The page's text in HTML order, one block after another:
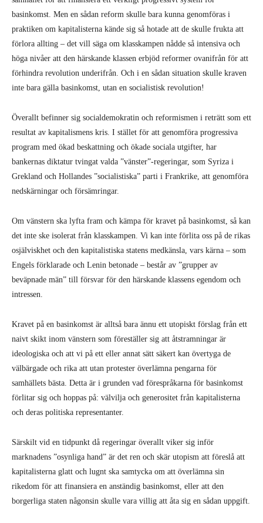
basinkomst. Men en sådan reform skulle bara kunna genomföras i
praktiken om kapitalisterna kände sig så hotade att de skulle frukta att
förlora allting – det vill säga om klasskampen nådde så intensiva och
höga nivåer att den härskande klassen erbjöd reformer ovanifrån för att
förhindra revolution underifrån. Och i en sådan situation skulle kraven
inte bara gälla basinkomst, utan en socialistisk revolution!
Överallt befinner sig socialdemokratin och reformismen i reträtt som ett
resultat av kapitalismens kris. I stället för att genomföra progressiva
program med ökad beskattning och ökade sociala utgifter, har
bankernas diktatur tvingat valda ”vänster”-regeringar, som Syriza i
Grekland och Hollandes ”socialistiska” parti i Frankrike, att genomföra
nedskärningar och försämringar.
Om vänstern ska lyfta fram och kämpa för kravet på basinkomst, så kan
det inte ske isolerat från klasskampen. Vi kan inte förlita oss på de rikas
osjälviskhet och den kapitalistiska statens medkänsla, vars kärna – som
Engels förklarade och Lenin betonade – består av ”grupper av
beväpnade män” till försvar för den härskande klassens egendom och
intressen.
Kravet på en basinkomst är alltså bara ännu ett utopiskt förslag från ett
naivt skikt inom vänstern som föreställer sig att åtstramningar är
ideologiska och att vi på ett eller annat sätt säkert kan övertyga de
välbärgade och rika att utan protester överlämna pengarna för
samhällets bästa. Detta är i grunden vad förespråkarna för basinkomst
förlitar sig och hoppas på: välvilja och generositet från kapitalisterna
och deras politiska representanter.
Särskilt vid en tidpunkt då regeringar överallt viker sig inför
marknadens ”osynliga hand” är det ren och skär utopism att föreslå att
kapitalisterna glatt och lugnt ska samtycka om att överlämna sin
rikedom för att finansiera en anständig basinkomst, eller att den
borgerliga staten någonsin skulle vara villig att åta sig en sådan uppgift.